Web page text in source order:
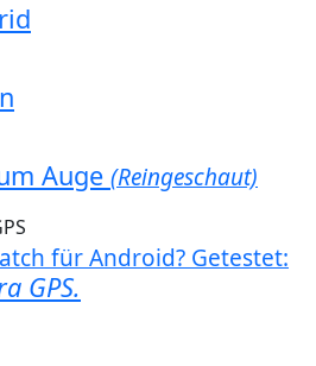
Auge (Reingeschaut)
für Android? Getestet:
GPS.